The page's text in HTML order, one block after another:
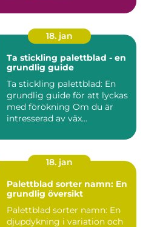
18. jan
Ta stickling palettblad - en
grundlig guide
Ta stickling palettblad: En
grundlig guide för att lyckas
med förökning Om du är
intresserad av väx...
18. jan
Palettblad sorter namn: En
grundlig översikt
Palettblad sorter namn: En
djupdykning i variation och